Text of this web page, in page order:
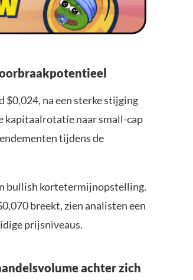
$0,024, na een sterke stijging
kapitaalrotatie naar small-cap
tijdens de
bullish kortetermijnopstelling.
breekt, zien analisten een
prijsniveaus.
achter zich